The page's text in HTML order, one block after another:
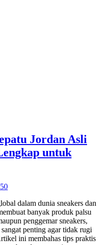
Jordan Asli
untuk
0
dalam dunia sneakers dan
banyak produk palsu
penggemar sneakers,
penting agar tidak rugi
ini membahas tips praktis